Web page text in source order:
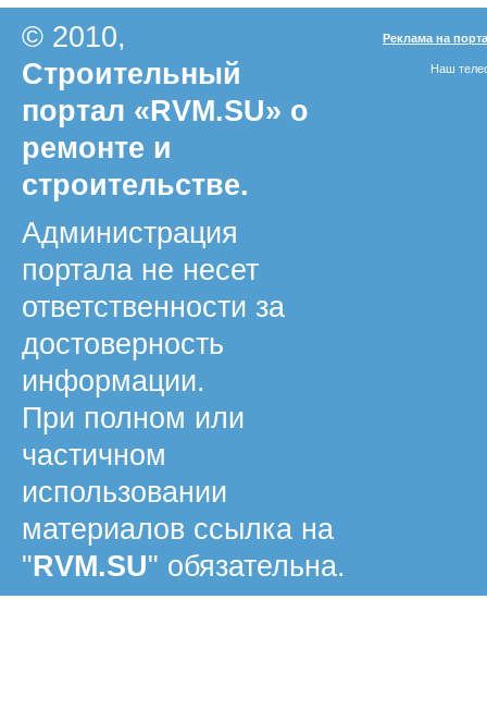
© 2010,
Строительный
портал «RVM.SU» о
ремонте и
строительстве.
Администрация
портала не несет
ответственности за
достоверность
информации.
При полном или
частичном
использовании
материалов ссылка на
"RVM.SU" обязательна.
Реклама на
Наш